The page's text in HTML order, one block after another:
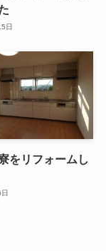
日
をリフォームし